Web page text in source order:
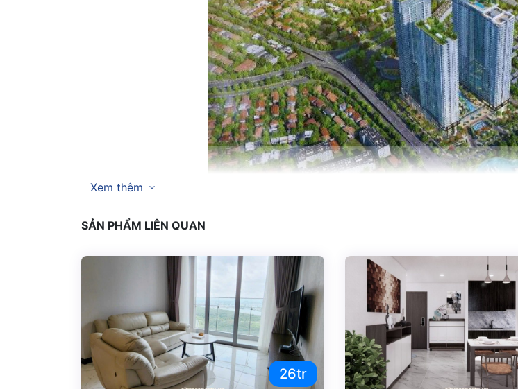
đường Nguyễn Hữu Cảnh nói riêng. Các tiện ích nội ngoại khu được chủ đầu tư chăm
Liên hệ đặt mua căn hộ tại
Cityproperty qua hotline 0931 10 11 12
Xem thêm một số bài viết khác
Cho thuê căn hộ Sunwah Pearl giá rẻ nhất thị trường
Mặt bằnglayout căn hộ Sunwah Pearl– Full layout
3 điều cần biết vềchủ đầu tư Sunwah Pearl
là ai ?
5 bướcquy trình sang nhượng Căn Hộ Sunwah Pearl
Xem thêm
SẢN PHẨM LIÊN QUAN
26tr